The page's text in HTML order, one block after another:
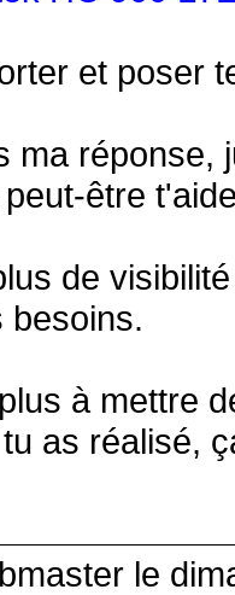
et poser
ma réponse,
être
de
besoins.
à mettre
as réalisé,
le